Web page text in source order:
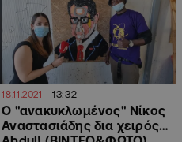
18.11.2021 13:32
Ο "ανακυκλωμένος" Νίκος
Αναστασιάδης δια χειρός…